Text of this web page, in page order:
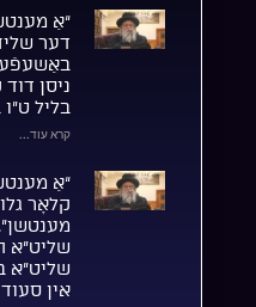
“אַ
דער
ניסן
בליל
קרא עוד...
“אַ
קלאָר
שליט”א
שליט”א
אין